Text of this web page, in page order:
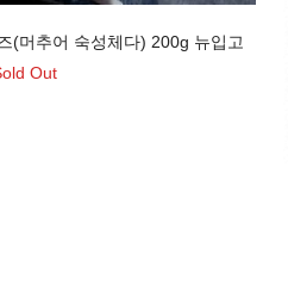
(머추어 숙성체다) 200g 뉴입고
Out